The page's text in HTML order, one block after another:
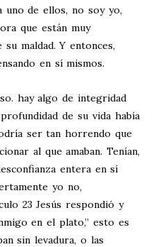
uno de ellos, no soy yo,
que están muy
maldad. Y entonces,
en sí mismos.
hay algo de integridad
de su vida había
ser tan horrendo que
al que amaban. Tenían,
entera en sí
yo no,
23 Jesús respondió y
en el plato,” esto es
sin levadura, o las